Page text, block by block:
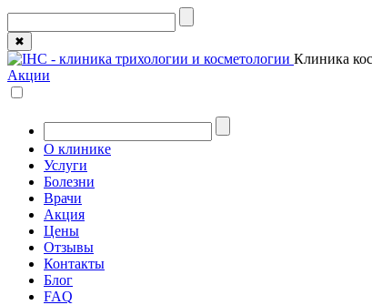
✖
Клиника
Акции
О клинике
Услуги
Болезни
Врачи
Акция
Цены
Отзывы
Контакты
Блог
FAQ